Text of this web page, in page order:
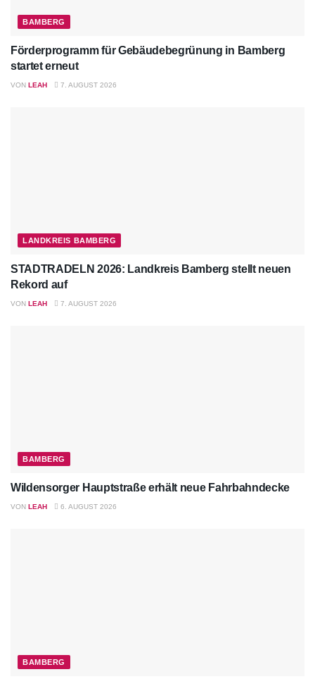
BAMBERG
Förderprogramm für Gebäudebegrünung in Bamberg
startet erneut
VON LEAH 7. AUGUST 2026
LANDKREIS BAMBERG
STADTRADELN 2026: Landkreis Bamberg stellt neuen
Rekord auf
VON LEAH 7. AUGUST 2026
BAMBERG
Wildensorger Hauptstraße erhält neue Fahrbahndecke
VON LEAH 6. AUGUST 2026
BAMBERG